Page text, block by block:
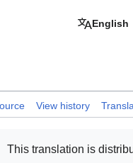
English
View history
This translation is